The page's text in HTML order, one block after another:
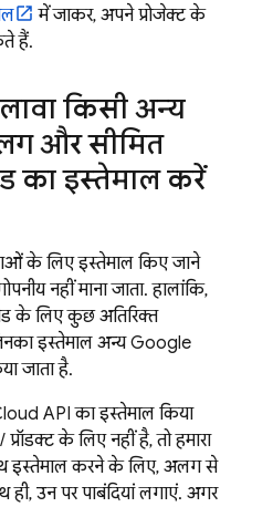
में जाकर, अपने प्रोजेक्ट के
हैं.
किसी अन्य
और सीमित
का इस्तेमाल करें
के लिए इस्तेमाल किए जाने
नहीं माना जाता. हालांकि,
के लिए कुछ अतिरिक्त
इस्तेमाल अन्यGoogle
जाता है.
API का इस्तेमाल किया
के लिए नहीं है, तो हमारा
इस्तेमाल करने के लिए, अलग से
उन पर पाबंदियां लगाएं. अगर